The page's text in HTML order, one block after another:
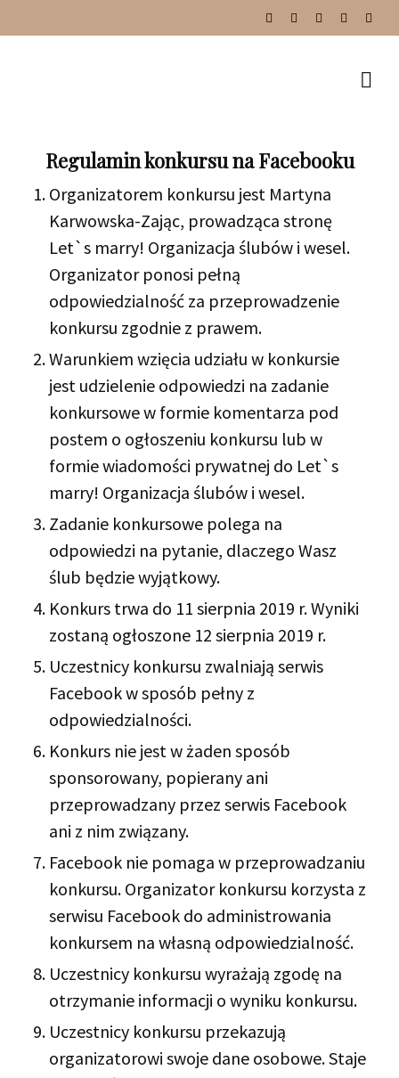
Regulamin konkursu na Facebooku
Organizatorem konkursu jest Martyna
Karwowska-Zając, prowadząca stronę
Let`s marry! Organizacja ślubów i wesel.
Organizator ponosi pełną
odpowiedzialność za przeprowadzenie
konkursu zgodnie z prawem.
Warunkiem wzięcia udziału w konkursie
jest udzielenie odpowiedzi na zadanie
konkursowe w formie komentarza pod
postem o ogłoszeniu konkursu lub w
formie wiadomości prywatnej do Let`s
marry! Organizacja ślubów i wesel.
Zadanie konkursowe polega na
odpowiedzi na pytanie, dlaczego Wasz
ślub będzie wyjątkowy.
Konkurs trwa do 11 sierpnia 2019 r. Wyniki
zostaną ogłoszone 12 sierpnia 2019 r.
Uczestnicy konkursu zwalniają serwis
Facebook w sposób pełny z
odpowiedzialności.
Konkurs nie jest w żaden sposób
sponsorowany, popierany ani
przeprowadzany przez serwis Facebook
ani z nim związany.
Facebook nie pomaga w przeprowadzaniu
konkursu. Organizator konkursu korzysta z
serwisu Facebook do administrowania
konkursem na własną odpowiedzialność.
Uczestnicy konkursu wyrażają zgodę na
otrzymanie informacji o wyniku konkursu.
Uczestnicy konkursu przekazują
organizatorowi swoje dane osobowe. Staje